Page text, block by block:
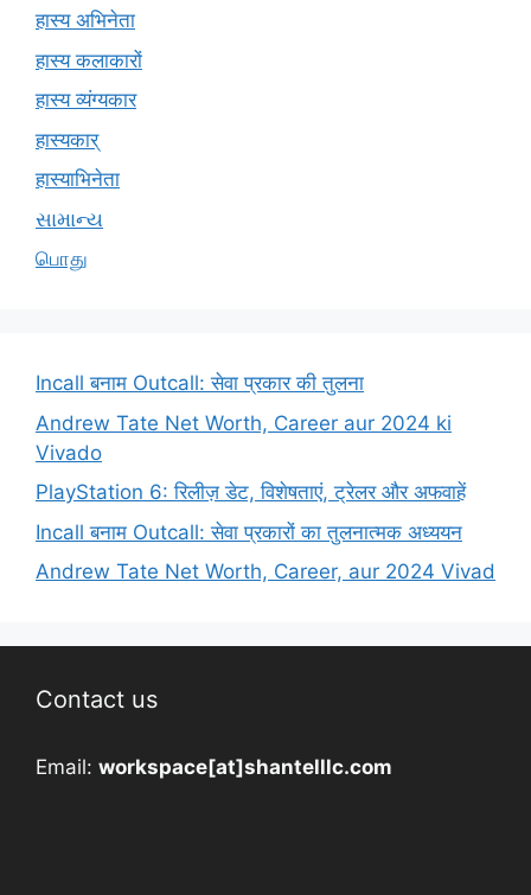
हास्य अभिनेता
हास्य कलाकारों
हास्य व्यंग्यकार
हास्यकार्
हास्याभिनेता
સામાન્ય
பொது
Incall बनाम Outcall: सेवा प्रकार की तुलना
Andrew Tate Net Worth, Career aur 2024 ki
Vivado
PlayStation 6: रिलीज़ डेट, विशेषताएं, ट्रेलर और अफवाहें
Incall बनाम Outcall: सेवा प्रकारों का तुलनात्मक अध्ययन
Andrew Tate Net Worth, Career, aur 2024 Vivad
Contact us
Email: workspace[at]shantelllc.com